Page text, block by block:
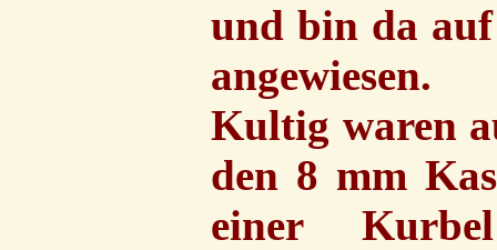
und bin da
angewiesen.
Kultig waren
den 8 mm
einer